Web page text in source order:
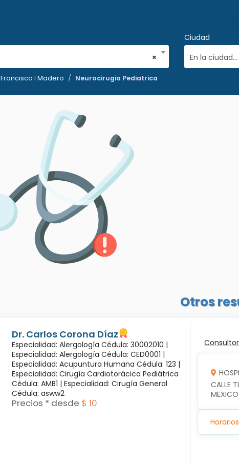
×
Ciudad
En la ciudad...
Francisco I Madero Neurocirugia Pediatrica
Otros
Dr. Carlos Corona Díaz
Especialidad: Alergología Cédula: 30002010 |
Especialidad: Alergología Cédula: CED0001 |
Especialidad: Acupuntura Humana Cédula: 123 |
Especialidad: Cirugía Cardiotorácica Pediátrica
Cédula: AMB1 | Especialidad: Cirugía General
Cédula: asww2
Precios * desde $ 10
CALLE
MEXICO